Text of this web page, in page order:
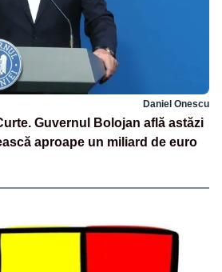
Daniel Onescu
Guvernul Bolojan află astăzi
aproape un miliard de euro